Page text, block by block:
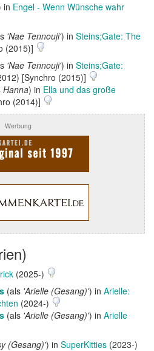
in Engel - Wenn Wünsche wahr
'Nae Tennouji') in Steins;Gate: The
(2015)]
'Nae Tennouji') in Steins;Gate:
[Synchro (2015)]
Hanna) in Ella und das große
(2014)]
Werbung
(2025-)
(als 'Arielle (Gesang)') in Arielle:
(2024-)
(als 'Arielle (Gesang)') in Arielle
(Gesang)') in SuperKitties (2023-)